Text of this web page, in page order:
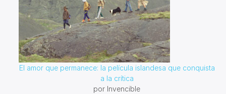
El amor que permanece: la película islandesa que conquista
a la crítica
por Invencible